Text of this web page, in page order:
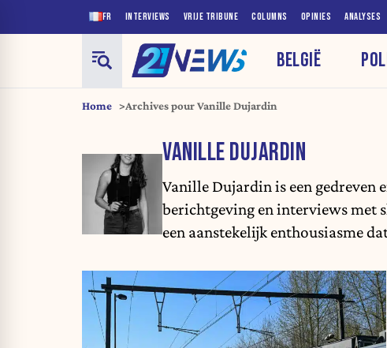
FR INTERVIEWS VRIJE TRIBUNE COLUMNS OPINIES ANALYSES
BELGIË
Home Archives pour Vanille Dujardin
VANILLE DUJARDIN
Vanille Dujardin is een gedreven
berichtgeving en interviews met
een aanstekelijk enthousiasme